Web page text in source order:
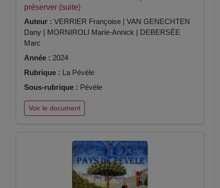
préserver (suite)
Auteur : VERRIER Françoise | VAN GENECHTEN
Dany | MORNIROLI Marie-Annick | DEBERSÉE
Marc
Année : 2024
Rubrique : La Pévèle
Sous-rubrique : Pévèle
Voir le document